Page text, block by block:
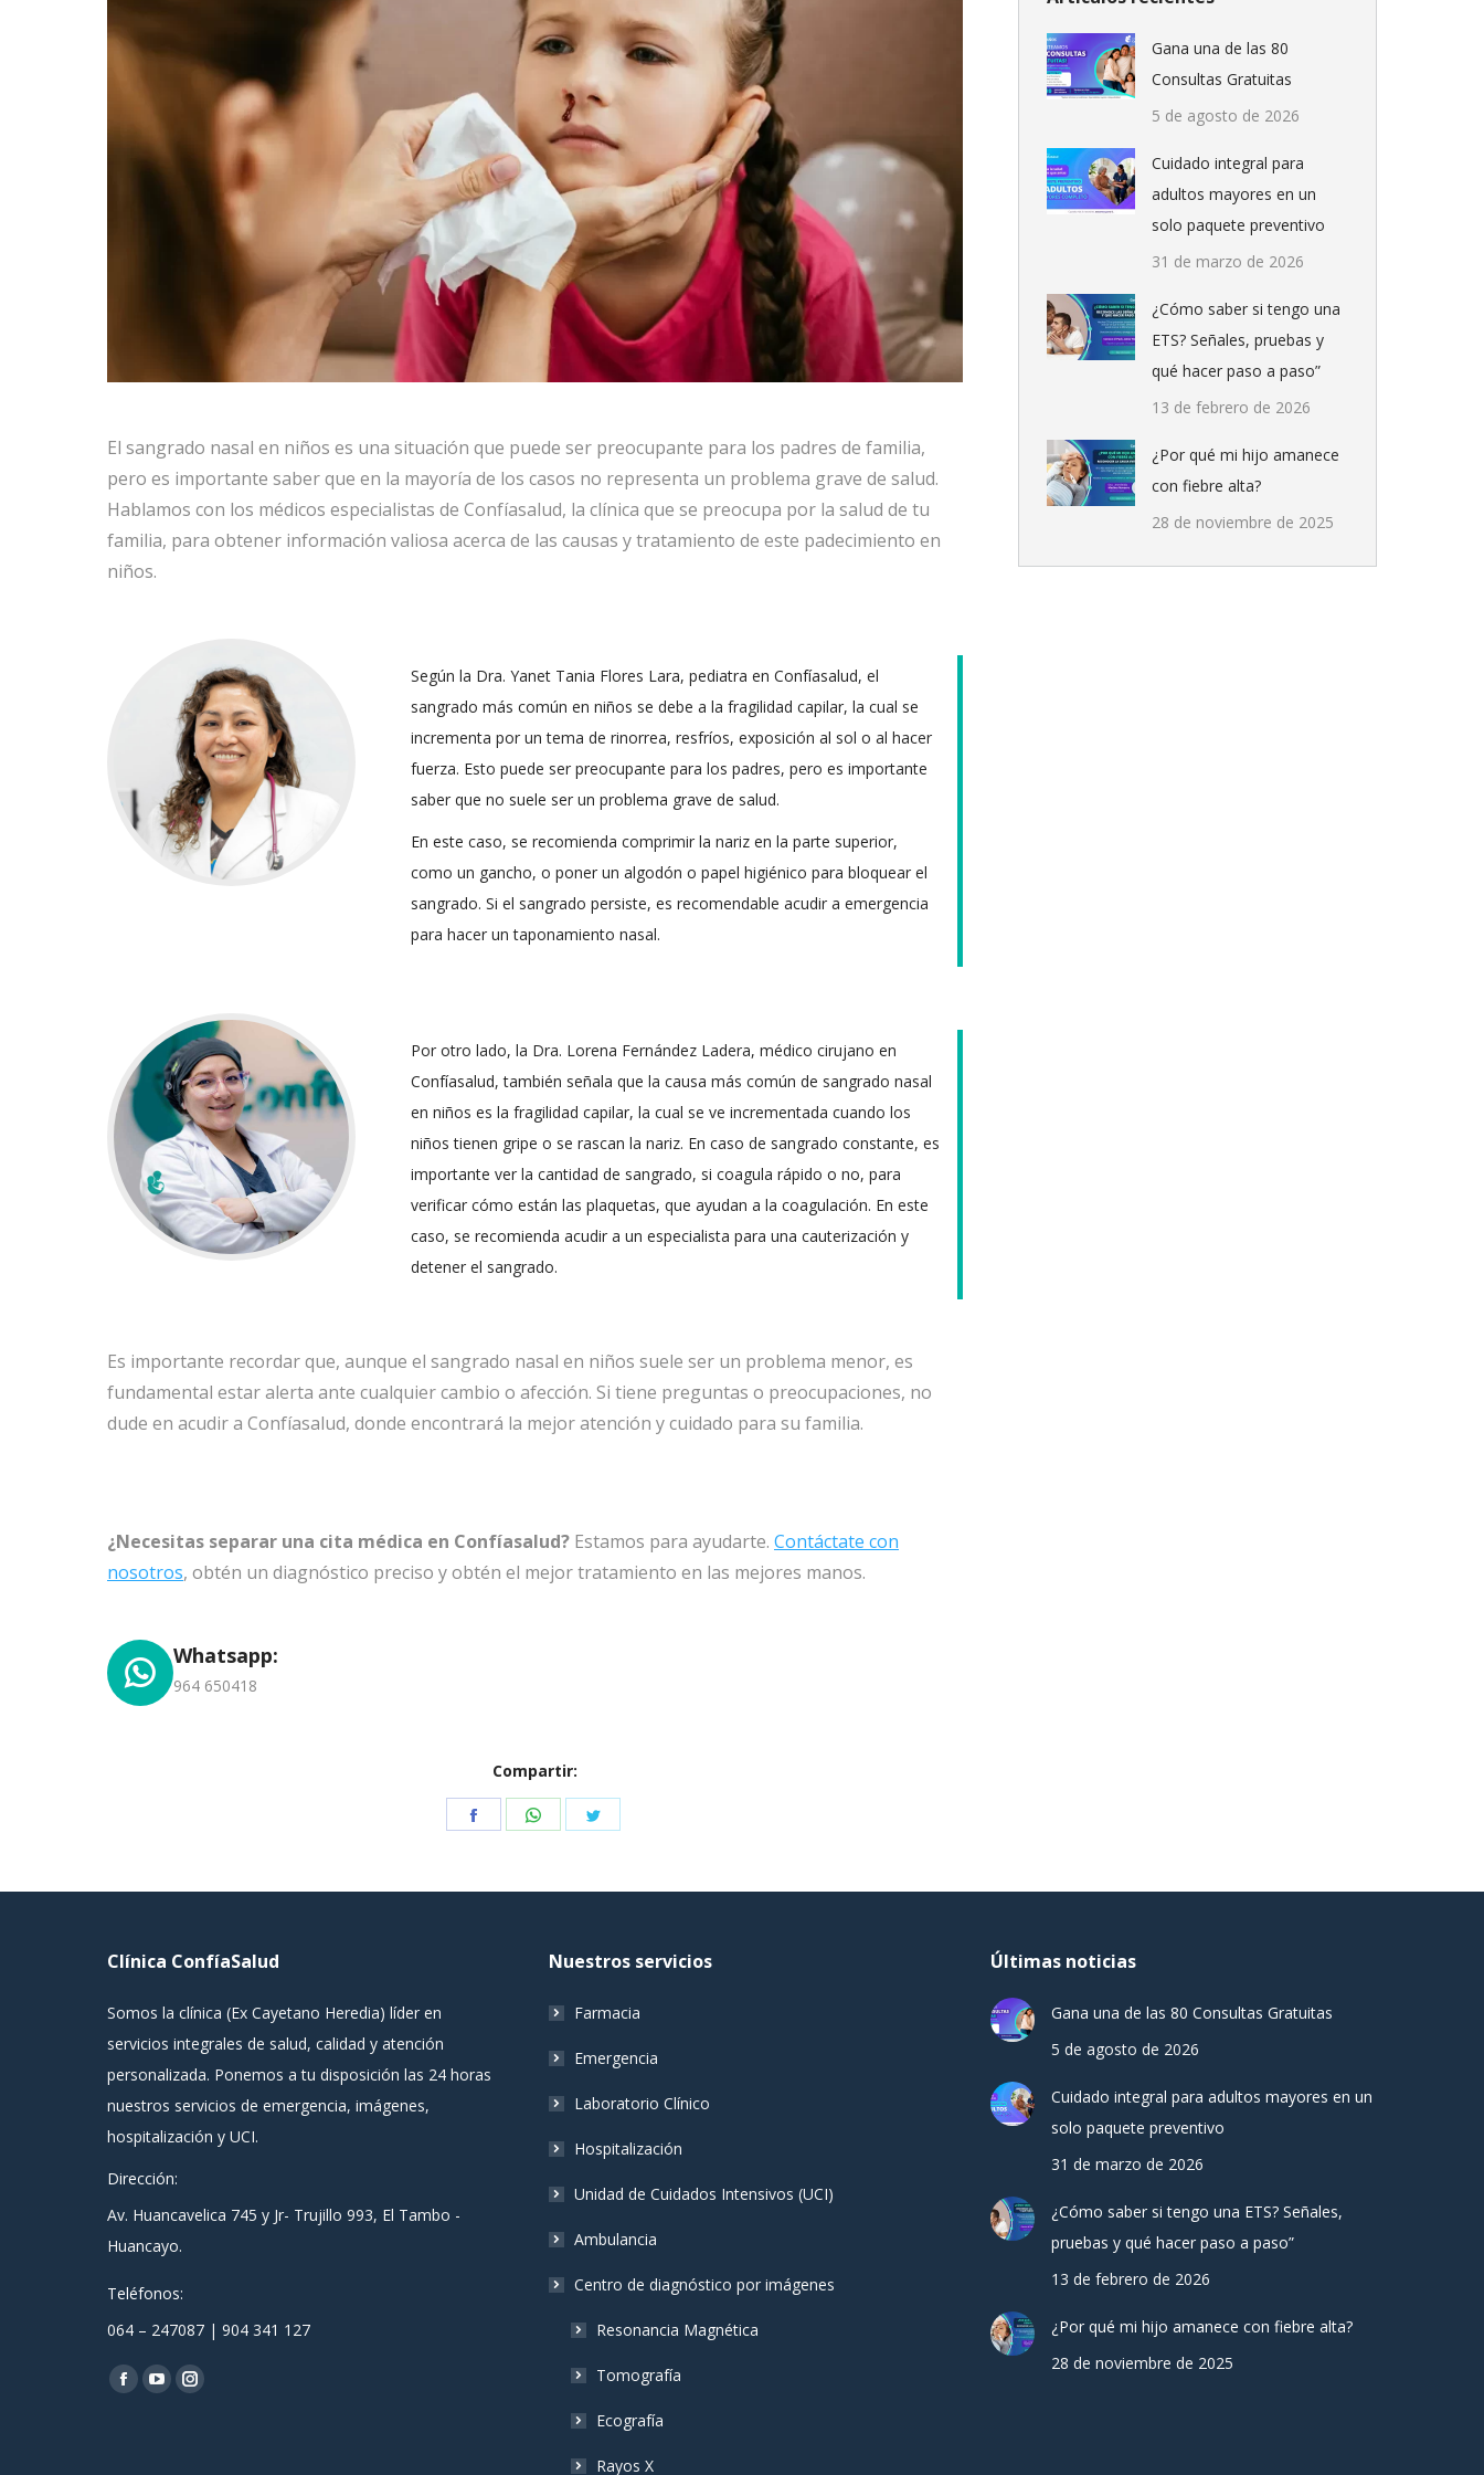
El sangrado nasal en niños es una situación que puede ser preocupante para los padres de familia,
pero es importante saber que en la mayoría de los casos no representa un problema grave de salud.
Hablamos con los médicos especialistas de Confíasalud, la clínica que se preocupa por la salud de tu
familia, para obtener información valiosa acerca de las causas y tratamiento de este padecimiento en
niños.
Según la Dra. Yanet Tania Flores Lara, pediatra en Confíasalud, el
sangrado más común en niños se debe a la fragilidad capilar, la cual se
incrementa por un tema de rinorrea, resfríos, exposición al sol o al hacer
fuerza. Esto puede ser preocupante para los padres, pero es importante
saber que no suele ser un problema grave de salud.
En este caso, se recomienda comprimir la nariz en la parte superior,
como un gancho, o poner un algodón o papel higiénico para bloquear el
sangrado. Si el sangrado persiste, es recomendable acudir a emergencia
para hacer un taponamiento nasal.
Por otro lado, la Dra. Lorena Fernández Ladera, médico cirujano en
Confíasalud, también señala que la causa más común de sangrado nasal
en niños es la fragilidad capilar, la cual se ve incrementada cuando los
niños tienen gripe o se rascan la nariz. En caso de sangrado constante, es
importante ver la cantidad de sangrado, si coagula rápido o no, para
verificar cómo están las plaquetas, que ayudan a la coagulación. En este
caso, se recomienda acudir a un especialista para una cauterización y
detener el sangrado.
Es importante recordar que, aunque el sangrado nasal en niños suele ser un problema menor, es
fundamental estar alerta ante cualquier cambio o afección. Si tiene preguntas o preocupaciones, no
dude en acudir a Confíasalud, donde encontrará la mejor atención y cuidado para su familia.
¿Necesitas separar una cita médica en Confíasalud? Estamos para ayudarte. Contáctate con
nosotros, obtén un diagnóstico preciso y obtén el mejor tratamiento en las mejores manos.
Whatsapp:
964 650418
Compartir:
Share Share Share
Gana una de las 80
Consultas Gratuitas
5 de agosto de 2026
Cuidado integral para
adultos mayores en un
solo paquete preventivo
31 de marzo de 2026
¿Cómo saber si tengo una
ETS? Señales, pruebas y
qué hacer paso a paso”
13 de febrero de 2026
¿Por qué mi hijo amanece
con fiebre alta?
28 de noviembre de 2025
Clínica ConfíaSalud
Somos la clínica (Ex Cayetano Heredia) líder en
servicios integrales de salud, calidad y atención
personalizada. Ponemos a tu disposición las 24 horas
nuestros servicios de emergencia, imágenes,
hospitalización y UCI.
Dirección:
Av. Huancavelica 745 y Jr- Trujillo 993, El Tambo -
Huancayo.
Teléfonos:
064 – 247087 | 904 341 127
Encuéntranos en:
Facebook
YouTubeInstagram
Nuestros servicios
Farmacia
Emergencia
Laboratorio Clínico
Hospitalización
Unidad de Cuidados Intensivos (UCI)
Ambulancia
Centro de diagnóstico por imágenes
Resonancia Magnética
Tomografía
Ecografía
Rayos X
Últimas noticias
Gana una de las 80 Consultas Gratuitas
5 de agosto de 2026
Cuidado integral para adultos mayores en un
solo paquete preventivo
31 de marzo de 2026
¿Cómo saber si tengo una ETS? Señales,
pruebas y qué hacer paso a paso”
13 de febrero de 2026
¿Por qué mi hijo amanece con fiebre alta?
28 de noviembre de 2025